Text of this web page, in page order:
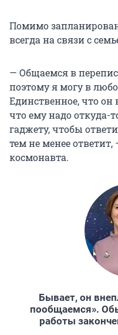
Помимо
всегда на связи с
— Общаемся в
поэтому я могу в
Единственное, что он
что ему надо откуда-
гаджету, чтобы
тем не менее
космонавта.
Бывает, он
пообщаемся».
работы